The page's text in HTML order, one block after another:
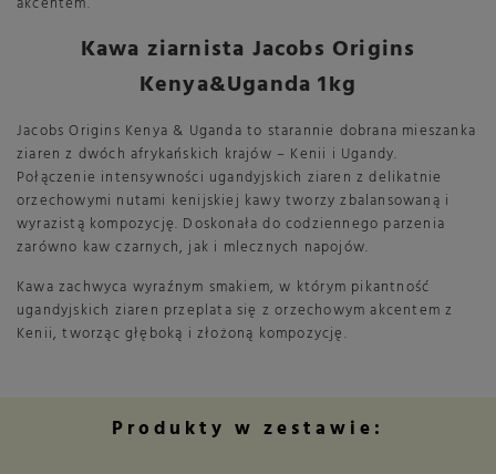
Kawa ziarnista Jacobs Origins
Kenya&Uganda 1kg
Jacobs Origins Kenya & Uganda to starannie dobrana mieszanka
ziaren z dwóch afrykańskich krajów – Kenii i Ugandy.
Połączenie intensywności ugandyjskich ziaren z delikatnie
orzechowymi nutami kenijskiej kawy tworzy zbalansowaną i
wyrazistą kompozycję. Doskonała do codziennego parzenia
zarówno kaw czarnych, jak i mlecznych napojów.
Kawa zachwyca wyraźnym smakiem, w którym pikantność
ugandyjskich ziaren przeplata się z orzechowym akcentem z
Kenii, tworząc głęboką i złożoną kompozycję.
Produkty w zestawie: